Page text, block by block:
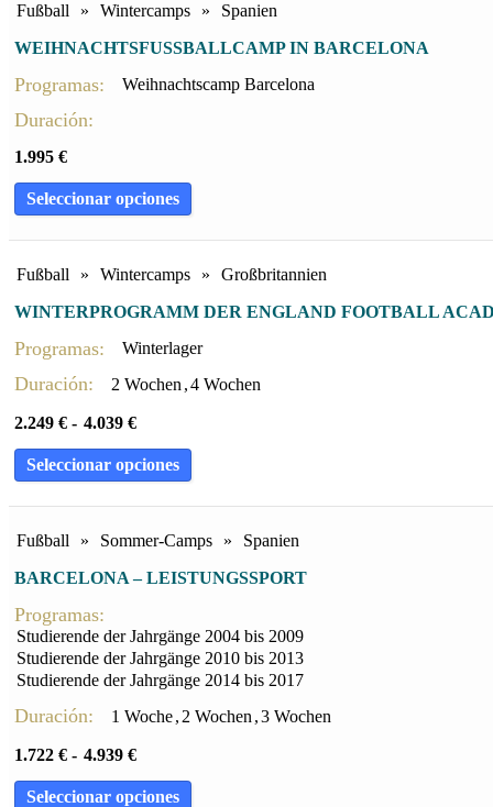
Fußball » Wintercamps »
Spanien
WEIHNACHTSFUSSBALLCAMP IN BARCELONA
Programas: Weihnachtscamp Barcelona
Duración:
1.995 €
Seleccionar opciones
Fußball » Wintercamps »
Großbritannien
WINTERPROGRAMM DER ENGLAND FOOTBALL
Programas: Winterlager
Duración: 2 Wochen ,4 Wochen
2.249 € - 4.039 €
Seleccionar opciones
Fußball » Sommer-Camps »
Spanien
BARCELONA – LEISTUNGSSPORT
Programas:
Studierende der Jahrgänge 2004 bis 2009
Studierende der Jahrgänge 2010 bis 2013
Studierende der Jahrgänge 2014 bis 2017
Duración: 1 Woche , 2 Wochen ,3 Wochen
1.722 € - 4.939 €
Seleccionar opciones